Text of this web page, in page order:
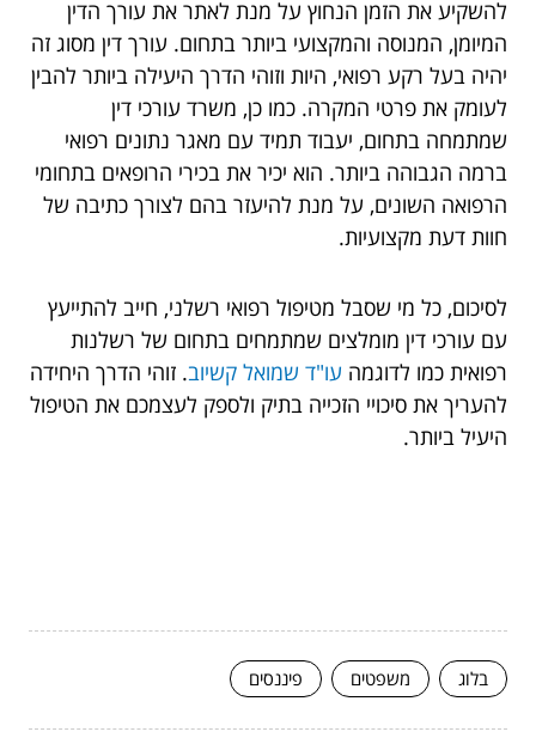
להשקיע את הזמן הנחוץ על מנת לאתר את עורך הדין
המיומן, המנוסה והמקצועי ביותר בתחום. עורך דין מסוג זה
יהיה בעל רקע רפואי, היות וזוהי הדרך היעילה ביותר להבין
לעומק את פרטי המקרה. כמו כן, משרד עורכי דין
שמתמחה בתחום, יעבוד תמיד עם מאגר נתונים רפואי
ברמה הגבוהה ביותר. הוא יכיר את בכירי הרופאים בתחומי
הרפואה השונים, על מנת להיעזר בהם לצורך כתיבה של
חוות דעת מקצועיות.
לסיכום, כל מי שסבל מטיפול רפואי רשלני, חייב להתייעץ
עם עורכי דין מומלצים שמתמחים בתחום של רשלנות
רפואית כמו לדוגמה עו"ד שמואל קשיוב. זוהי הדרך היחידה
להעריך את סיכויי הזכייה בתיק ולספק לעצמכם את הטיפול
היעיל ביותר.
בלוג משפטים פיננסים